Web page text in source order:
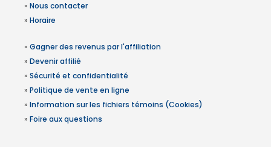
» Nous contacter
» Horaire
» Gagner des revenus par l'affiliation
» Devenir affilié
» Sécurité et confidentialité
» Politique de vente en ligne
» Information sur les fichiers témoins (Cookies)
» Foire aux questions